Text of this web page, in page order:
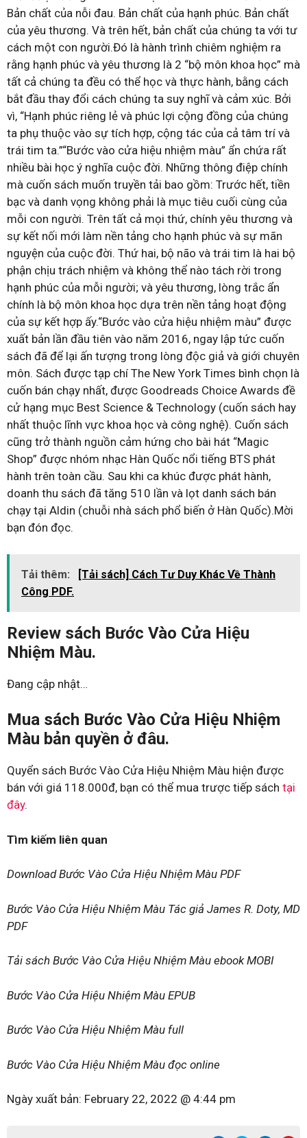
Bản chất của nỗi đau. Bản chất của hạnh phúc. Bản chất
của yêu thương. Và trên hết, bản chất của chúng ta với tư
cách một con người.Đó là hành trình chiêm nghiệm ra
rằng hạnh phúc và yêu thương là 2 “bộ môn khoa học” mà
tất cả chúng ta đều có thể học và thực hành, bằng cách
bắt đầu thay đổi cách chúng ta suy nghĩ và cảm xúc. Bởi
vì, “Hạnh phúc riêng lẻ và phúc lợi cộng đồng của chúng
ta phụ thuộc vào sự tích hợp, cộng tác của cả tâm trí và
trái tim ta.”“Bước vào cửa hiệu nhiệm màu” ẩn chứa rất
nhiều bài học ý nghĩa cuộc đời. Những thông điệp chính
mà cuốn sách muốn truyền tải bao gồm: Trước hết, tiền
bạc và danh vọng không phải là mục tiêu cuối cùng của
mỗi con người. Trên tất cả mọi thứ, chính yêu thương và
sự kết nối mới làm nền tảng cho hạnh phúc và sự mãn
nguyện của cuộc đời. Thứ hai, bộ não và trái tim là hai bộ
phận chịu trách nhiệm và không thể nào tách rời trong
hạnh phúc của mỗi người; và yêu thương, lòng trắc ẩn
chính là bộ môn khoa học dựa trên nền tảng hoạt động
của sự kết hợp ấy.“Bước vào cửa hiệu nhiệm màu” được
xuất bản lần đầu tiên vào năm 2016, ngay lập tức cuốn
sách đã để lại ấn tượng trong lòng độc giả và giới chuyên
môn. Sách được tạp chí The New York Times bình chọn là
cuốn bán chạy nhất, được Goodreads Choice Awards đề
cử hạng mục Best Science & Technology (cuốn sách hay
nhất thuộc lĩnh vực khoa học và công nghệ). Cuốn sách
cũng trở thành nguồn cảm hứng cho bài hát “Magic
Shop” được nhóm nhạc Hàn Quốc nổi tiếng BTS phát
hành trên toàn cầu. Sau khi ca khúc được phát hành,
doanh thu sách đã tăng 510 lần và lọt danh sách bán
chạy tại Aldin (chuỗi nhà sách phổ biến ở Hàn Quốc).Mời
bạn đón đọc.
Tải thêm:
[Tải sách] Cách Tư Duy Khác Về Thành
Công PDF.
Review sách Bước Vào Cửa Hiệu
Nhiệm Màu.
Đang cập nhật…
Mua sách Bước Vào Cửa Hiệu Nhiệm
Màu bản quyền ở đâu.
Quyển sách Bước Vào Cửa Hiệu Nhiệm Màu hiện được
bán với giá 118.000đ, bạn có thể mua trược tiếp sách tại
đây.
Tìm kiếm liên quan
Download Bước Vào Cửa Hiệu Nhiệm Màu PDF
Bước Vào Cửa Hiệu Nhiệm Màu Tác giả James R. Doty, MD
PDF
Tải sách Bước Vào Cửa Hiệu Nhiệm Màu ebook MOBI
Bước Vào Cửa Hiệu Nhiệm Màu EPUB
Bước Vào Cửa Hiệu Nhiệm Màu full
Bước Vào Cửa Hiệu Nhiệm Màu đọc online
Ngày xuất bản: February 22, 2022 @ 4:44 pm